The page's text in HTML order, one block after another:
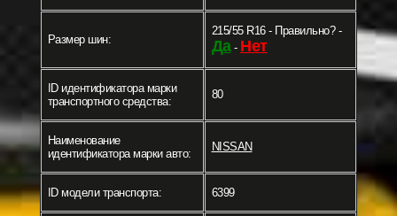
Размер шин:
215/55 R16 - Правильно? -
Да- Нет
ID идентификатора марки
транспортного средства:
80
Наименование
идентификатора марки авто:
NISSAN
ID модели транспорта: 6399